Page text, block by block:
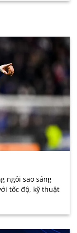
ngôi sao sáng
tốc độ, kỹ thuật